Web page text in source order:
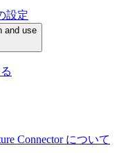
設定
and use
Connector について